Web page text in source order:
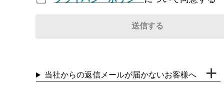
当社からの返信メールが届かないお客様へ